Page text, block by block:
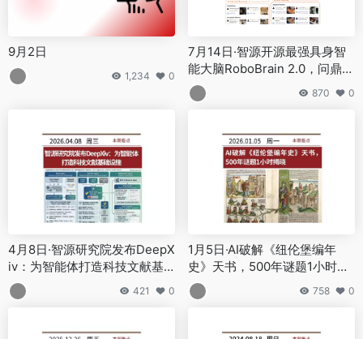
9月2日
1,234 0
7月14日·智源开源最强具身智
能大脑RoboBrain 2.0，问鼎多
项评测基准
870 0
4月8日·智源研究院发布DeepX
iv：为智能体打造科技文献基
础设施
421 0
1月5日·AI破解《纽伦堡编年
史》天书，500年谜题1小时揭
晓
758 0